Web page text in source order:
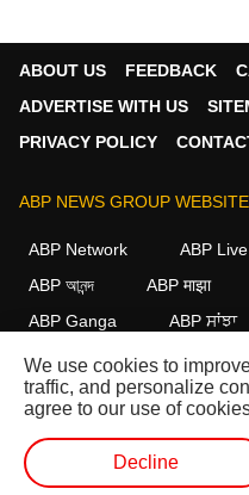
ABOUT US FEEDBACK
ADVERTISE WITH US
PRIVACY POLICY
ABP NEWS GROUP
ABP Network ABP Live
ABP আনন্দ
ABP माझा
ABP Ganga
ABP ਸਾਂਝਾ
FOLLOW US
This website follows the
All rights reserved.
We use cookies to
traffic, and personalize
agree to our use of
Decline